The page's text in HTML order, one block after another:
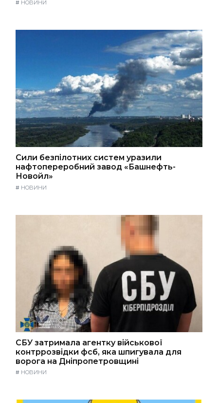
# НОВИНИ
Сили безпілотних систем уразили
нафтопереробний завод «Башнефть-
Новойл»
# НОВИНИ
СБУ затримала агентку військової
контррозвідки фсб, яка шпигувала для
ворога на Дніпропетровщині
# НОВИНИ